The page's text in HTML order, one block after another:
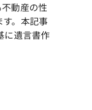
動産の性
。本記事
に遺言書作